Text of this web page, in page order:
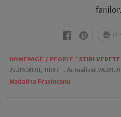
fanilor.
HOMEPAGE / PEOPLE / STIRI VEDETE
22.09.2020, 10:47 . Actualizat
Madalina Frasineanu